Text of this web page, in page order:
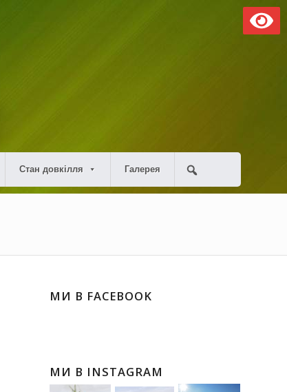
Стан довкілля Галерея
МИ В FACEBOOK
МИ В INSTAGRAM